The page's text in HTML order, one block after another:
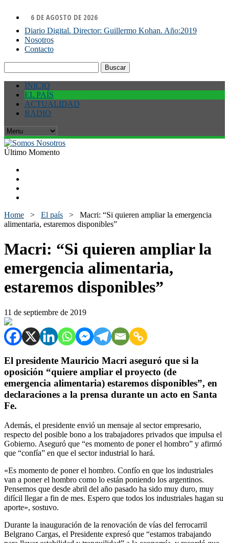
6 DE AGOSTO DE 2026
Diario Digital. Director: Guillermo Kohan. Año:2019
Nosotros
Contacto
INICIO
EL PAÍS
ACTUALIDAD
RADIO
Último Momento
Home > El país > Macri: “Si quieren ampliar la emergencia
alimentaria, estaremos disponibles”
Macri: “Si quieren ampliar la
emergencia alimentaria,
estaremos disponibles”
11 de septiembre de 2019
El presidente Mauricio Macri aseguró que si la
oposición “quiere ampliar el proyecto (de
emergencia alimentaria) estaremos disponibles”, en
declaraciones a la prensa durante un acto en Santa
Fe.
Además, el presidente envió un mensaje al sector empresario,
respecto del posible bono a los trabajadores privados que impulsa el
Gobierno. Aseguró que “es momento de poner el hombro” y afirmó
que “confía” en que el sector industrial lo hará.
«Es momento de poner el hombro. Confío en que los industriales
van a poner el hombro como lo están poniendo los argentinos.
Pensemos que desde abril del año pasado ha sido muy duro, muy
difícil llegar a fin de mes. Espero que todos los industriales hagan su
aporte», sostuvo.
Durante la inauguración de la renovación de vías del ferrocarril
Belgrano Cargas, el Presidente expresó que “estamos trabajando